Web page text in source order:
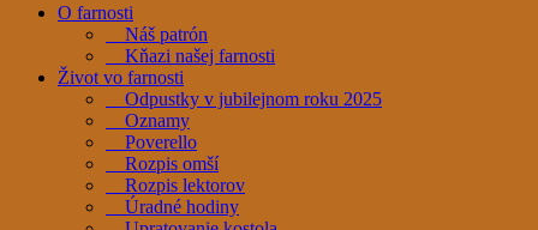
O farnosti
Náš patrón
Kňazi našej farnosti
Život vo farnosti
Odpustky v jubilejnom roku 2025
Oznamy
Poverello
Rozpis omší
Rozpis lektorov
Úradné hodiny